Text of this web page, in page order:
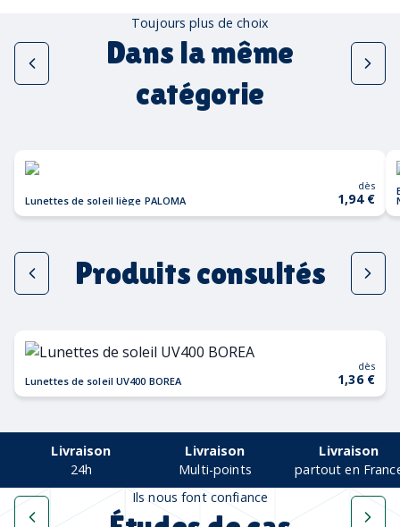
Toujours plus de choix
Dans la même
catégorie
Lunettes de soleil liège PALOMA
dès
1,94 €
Produits consultés
Lunettes de soleil UV400 BOREA
dès
1,36 €
Livraison
24h
Livraison
Multi-points
Livraison
partout en
Ils nous font confiance